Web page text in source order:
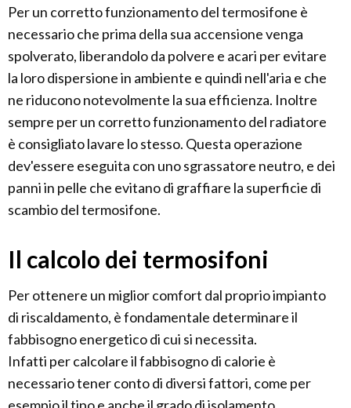
Per un corretto funzionamento del termosifone è
necessario che prima della sua accensione venga
spolverato, liberandolo da polvere e acari per evitare
la loro dispersione in ambiente e quindi nell'aria e che
ne riducono notevolmente la sua efficienza. Inoltre
sempre per un corretto funzionamento del radiatore
è consigliato lavare lo stesso. Questa operazione
dev'essere eseguita con uno sgrassatore neutro, e dei
panni in pelle che evitano di graffiare la superficie di
scambio del termosifone.
Il calcolo dei termosifoni
Per ottenere un miglior comfort dal proprio impianto
di riscaldamento, è fondamentale determinare il
fabbisogno energetico di cui si necessita.
Infatti per calcolare il fabbisogno di calorie è
necessario tener conto di diversi fattori, come per